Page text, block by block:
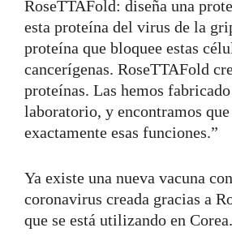
RoseTTAFold: diseña una
esta proteína del virus de la
proteína que bloquee estas
cancerígenas. RoseTTAFold
proteínas. Las hemos
laboratorio, y encontramos
exactamente esas funciones.”
Ya existe una nueva vacuna
coronavirus creada gracias a
que se está utilizando en Corea.